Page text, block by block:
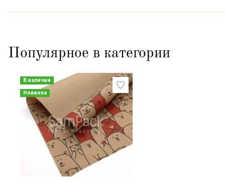
Популярное в категории
В наличии
Новинка